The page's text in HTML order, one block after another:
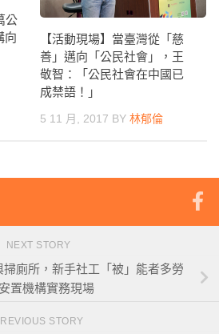
公
向
【活動現場】當臺灣從「慈
善」邁向「公民社會」，王
敬智：「公民社會在中國已
成禁語！」
5 11 月, 2017 BY 林郁倫
NEXT STORY
廁所，新手社工「被」能者多勞
置機構實務現場
STORY